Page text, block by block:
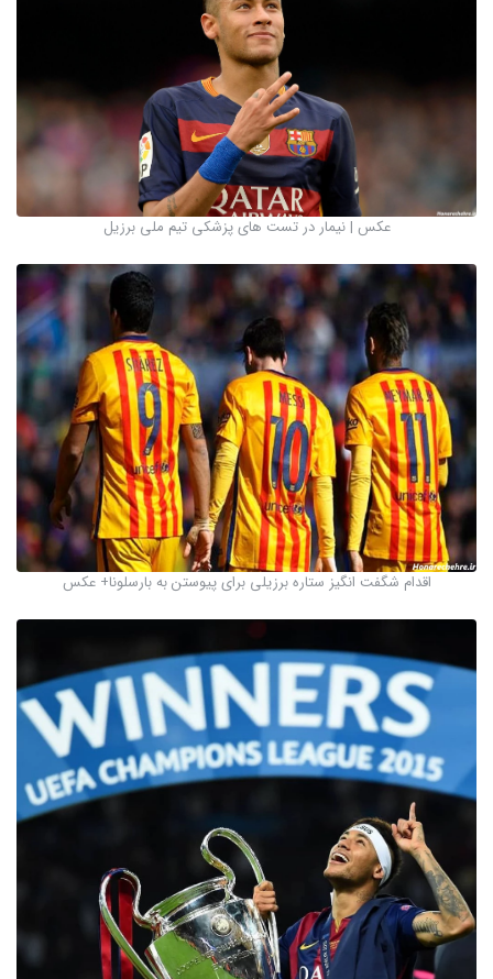
عکس | نیمار در تست هاى پزشکى تیم ملى برزیل
اقدام شگفت انگیز ستاره برزیلی برای پیوستن به بارسلونا+ عکس